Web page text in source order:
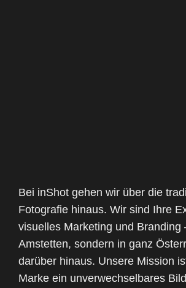
Bei inShot gehen wir über die
Fotografie hinaus. Wir sind Ihre
visuelles Marketing und Branding
Amstetten, sondern in ganz
darüber hinaus. Unsere Mission
Marke ein unverwechselbares